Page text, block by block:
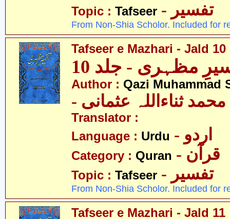
Topic : Tafseer - تفسیر
From Non-Shia Scholor. Included for
Tafseer e Mazhari - Jald 10
مظہری - جلد 10
Author : Qazi Muhammad
ثناءاللہ عثمانی
Translator :
Language : Urdu - اردو
Category : Quran - قرآن
Topic : Tafseer - تفسیر
From Non-Shia Scholor. Included for
Tafseer e Mazhari - Jald 11